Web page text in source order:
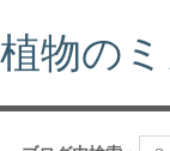
植物の